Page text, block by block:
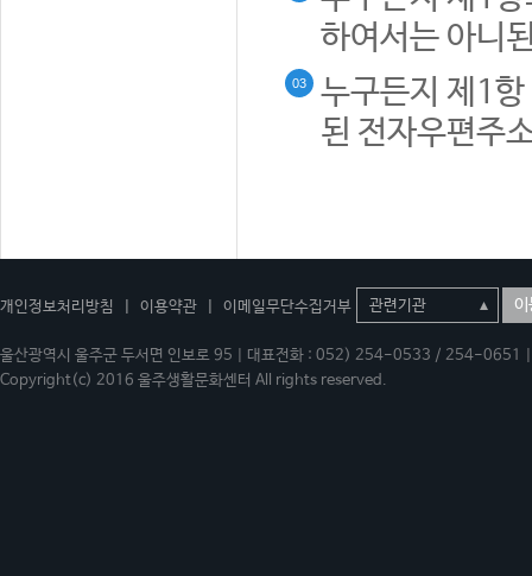
하여서는 아니
03
누구든지 제1
된 전자우편주
개인정보처리방침 이용약관 이메일무단수집거부 이
울산광역시 울주군 두서면 인보로 95 | 대표전화 : 052) 254-0533 / 254-
Copyright(c) 2016 울주생활문화센터 All rights reserved.